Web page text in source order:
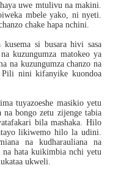
uwe mtulivu na makini.
mbele yako, ni nyeti.
chake hapa nchini.
kusema si busara hivi sasa
kuzungumza matokeo ya
na kuzungumza chanzo na
nini kifanyike kuondoa
tuyazoeshe masikio yetu
na bongo zetu zijenge tabia
bila mashaka. Hilo
likiwemo hilo la udini.
na kudharauliana na
na hata kuikimbia nchi yetu
ukweli.